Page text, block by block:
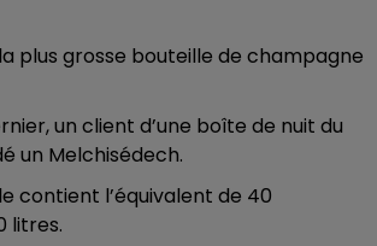
plus grosse bouteille de champagne
un client d’une boîte de nuit du
un Melchisédech.
contient l’équivalent de 40
litres.